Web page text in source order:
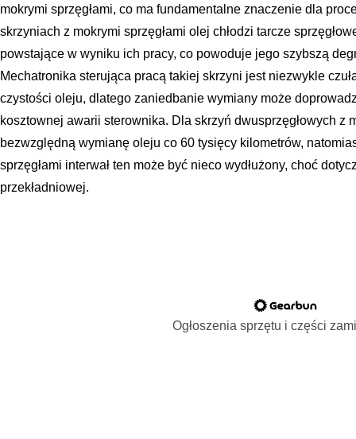
mokrymi sprzęgłami, co ma fundamentalne znaczenie dla
skrzyniach z mokrymi sprzęgłami olej chłodzi tarcze
powstające w wyniku ich pracy, co powoduje jego szybszą
Mechatronika sterująca pracą takiej skrzyni jest niezwykle
czystości oleju, dlatego zaniedbanie wymiany może
kosztownej awarii sterownika. Dla skrzyń dwusprzęgłowych z
bezwzględną wymianę oleju co 60 tysięcy kilometrów,
sprzęgłami interwał ten może być nieco wydłużony, choć
przekładniowej.
Ogłoszenia sprzętu i części